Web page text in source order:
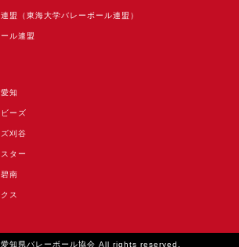
盟（東海大学バレーボール連盟）
ル連盟
知
ーズ
刈谷
ター
南
ス
知県バレーボール協会 All rights reserved.